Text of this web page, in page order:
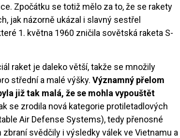
Zpočátku se totiž mělo za to, že se rakety
jak názorně ukázal i slavný sestřel
1. května 1960 zničila sovětská raketa S-
raket je daleko větší, takže se množily
střední a malé výšky.Významný přelom
již tak malá, že se mohla vypouštět
se zrodila nová kategorie protiletadlových
Air Defense Systems), tedy přenosné
svědčily i výsledky válek ve Vietnamu a